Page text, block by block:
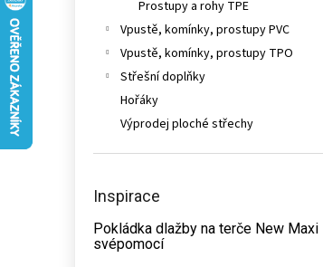
Prostupy a rohy TPE
Vpustě, komínky, prostupy PVC
Vpustě, komínky, prostupy TPO
Střešní doplňky
Hořáky
Výprodej ploché střechy
Inspirace
Pokládka dlažby na terče New Maxi
svépomocí